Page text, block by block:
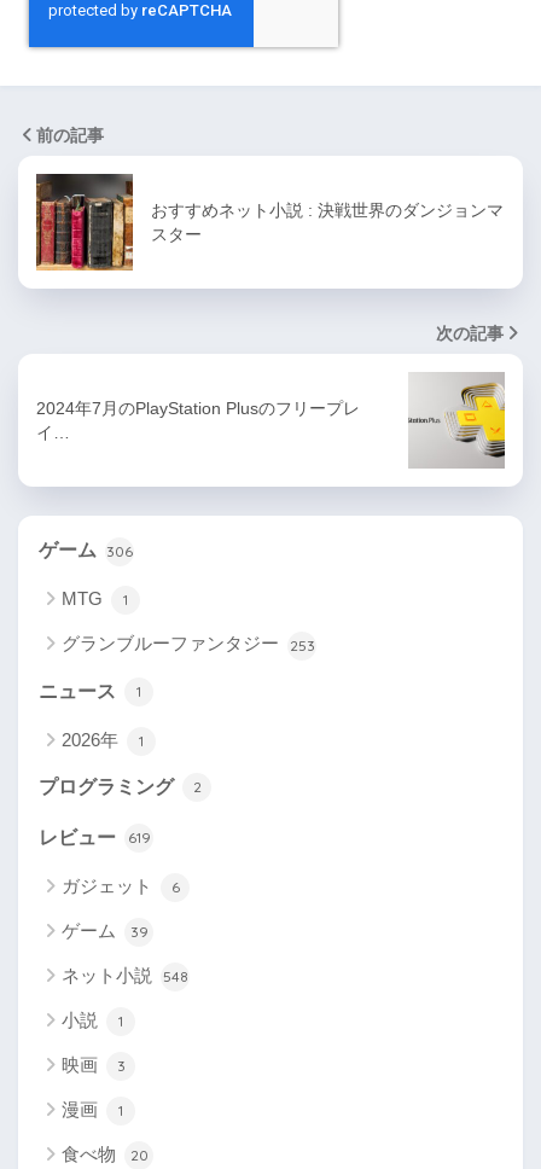
前の記事
おすすめネット小説 : 決戦世界のダンジョンマ
スター
次の記事
2024年7月のPlayStation Plusのフリープレ
イ…
ゲーム 306
MTG 1
グランブルーファンタジー 253
ニュース 1
2026年 1
プログラミング 2
レビュー 619
ガジェット 6
ゲーム 39
ネット小説 548
小説 1
映画 3
漫画 1
食べ物 20